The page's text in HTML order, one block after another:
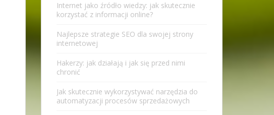
Internet jako źródło wiedzy: jak skutecznie
korzystać z informacji online?
Najlepsze strategie SEO dla swojej strony
internetowej
Hakerzy: jak działają i jak się przed nimi
chronić
Jak skutecznie wykorzystywać narzędzia do
automatyzacji procesów sprzedażowych